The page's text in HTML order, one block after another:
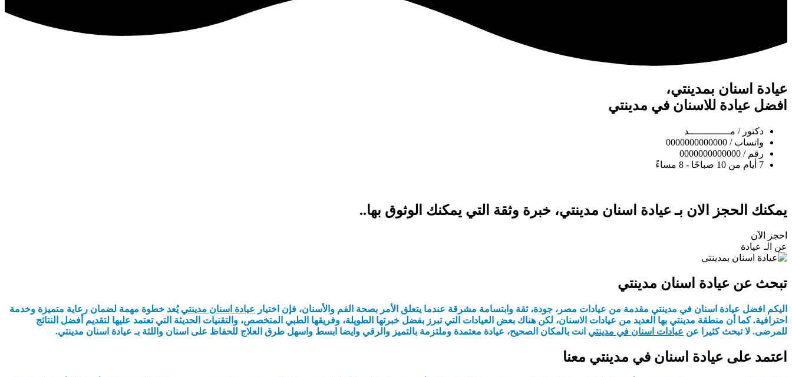
عيادة اسنان بمدينتي،
افضل عيادة للاسنان في مدينتي
دكتور / مــــــــــــــد
واتساب / 0000000000000
رقم / 0000000000000
7 أيام من 10 صباحًا - 8 مساءً
يمكنك الحجز الان بـ عيادة اسنان مدينتي، خبرة وثقة التي يمكنك الوثوق بها..
احجز الآن
عن الـ عيادة
تبحث عن عيادة اسنان مدينتي
اليكم افضل عيادة اسنان في مدينتي مقدمة من عيادات مصر، جودة، ثقة وابتسامة مشرقة عندما يتعلق الأمر بصحة الفم والأسنان، فإن اختيار عيادة اسنان مدينتي يُعد خطوة مهمة لضمان رعاية متميزة وخدمة
احترافية. كما أن منطقة مدينتي بها العديد من عيادات الاسنان، لكن هناك بعض العيادات التي تبرز بفضل خبرتها الطويلة، وفريقها الطبي المتخصص، والتقنيات الحديثة التي تعتمد عليها لتقديم أفضل النتائج
للمرضى. لا تبحث كثيرا عن عيادات اسنان في مدينتي انت بالمكان الصحيح، عيادة معتمدة وملتزمة بالتميز والرقي وايضا ابسط واسهل طرق العلاج للحفاظ على اسنان واللثة بـ عيادة اسنان مدينتي.
اعتمد على عيادة اسنان في مدينتي معنا